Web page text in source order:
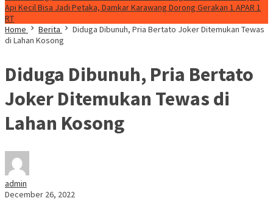
Api Kecil Bisa Jadi Petaka, Damkar Karawang Dorong Gerakan 1 APAR 1
RT
Home
Berita
Diduga Dibunuh, Pria Bertato Joker Ditemukan Tewas
di Lahan Kosong
Diduga Dibunuh, Pria Bertato
Joker Ditemukan Tewas di
Lahan Kosong
admin
December 26, 2022